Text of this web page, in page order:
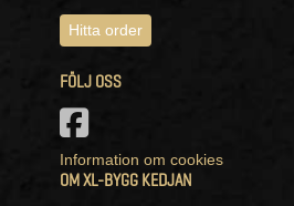
Hitta order
FÖLJ OSS
Information om cookies
OM XL-BYGG KEDJAN